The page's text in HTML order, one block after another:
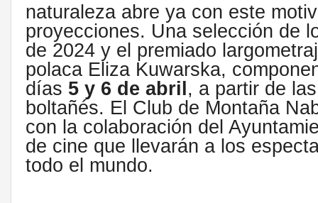
naturaleza abre ya con este
proyecciones. Una selección de
de 2024 y el premiado
polaca Eliza Kuwarska,
días 5 y 6 de abril, a partir de
boltañés. El Club de Montaña
con la colaboración del
de cine que llevarán a los
todo el mundo.